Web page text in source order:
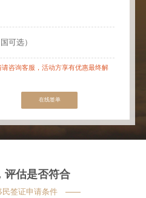
可选）
咨询客服，活动方享有优惠最终解
在线签单
评估是否符合
民签证申请条件